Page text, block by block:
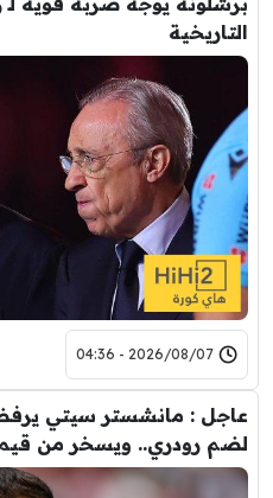
التاريخية
2026/08/07 - 04:36
عاجل : مانشستر سيتي
لضم رودري.. ويسخر من